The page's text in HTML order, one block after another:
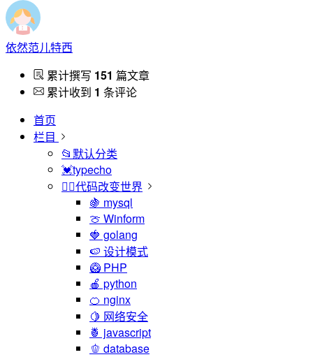
依然范儿特西
累计撰写 151 篇文章
累计收到 1 条评论
首页
栏目
📂默认分类
💓typecho
🏳️‍🌈代码改变世界
🍇 mysql
🍈 Winform
🍓 golang
🍉 设计模式
🥝 PHP
🍎 python
🍊 nginx
🍋 网络安全
🍍 javascript
🫑 database